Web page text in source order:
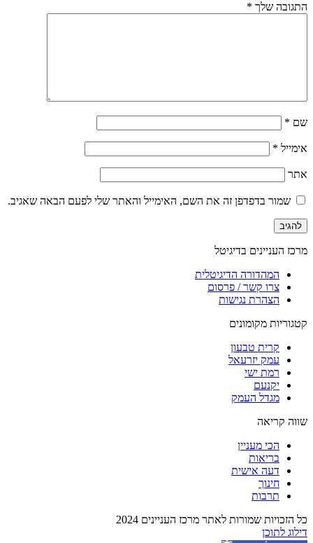
התגובה שלך *
שם *
אימייל *
אתר
שמור בדפדפן זה את השם, האימייל והאתר שלי לפעם הבאה שאגיב.
מרכז העניינים בדיגיטל
המהדורה הדיגיטלית
צרו קשר / פרסום
הצהרת נגישות
קטגוריות מקומונים
קרית טבעון
עמק יזרעאל
רמת ישי
יקנעם
מגדל העמק
שווה קריאה
הכי מעניין
בריאות
דעה אישית
חינוך
תרבות
כל הזכויות שמורות לאתר מרכז העניינים 2024
דילוג לתוכן